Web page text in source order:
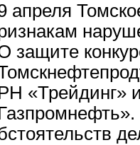
апреля
защите
«Трейдинг»